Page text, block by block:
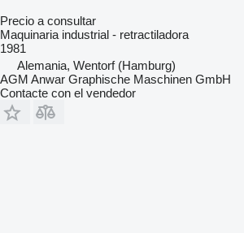
Precio a consultar
Maquinaria industrial - retractiladora
1981
Alemania, Wentorf (Hamburg)
AGM Anwar Graphische Maschinen GmbH
Contacte con el vendedor